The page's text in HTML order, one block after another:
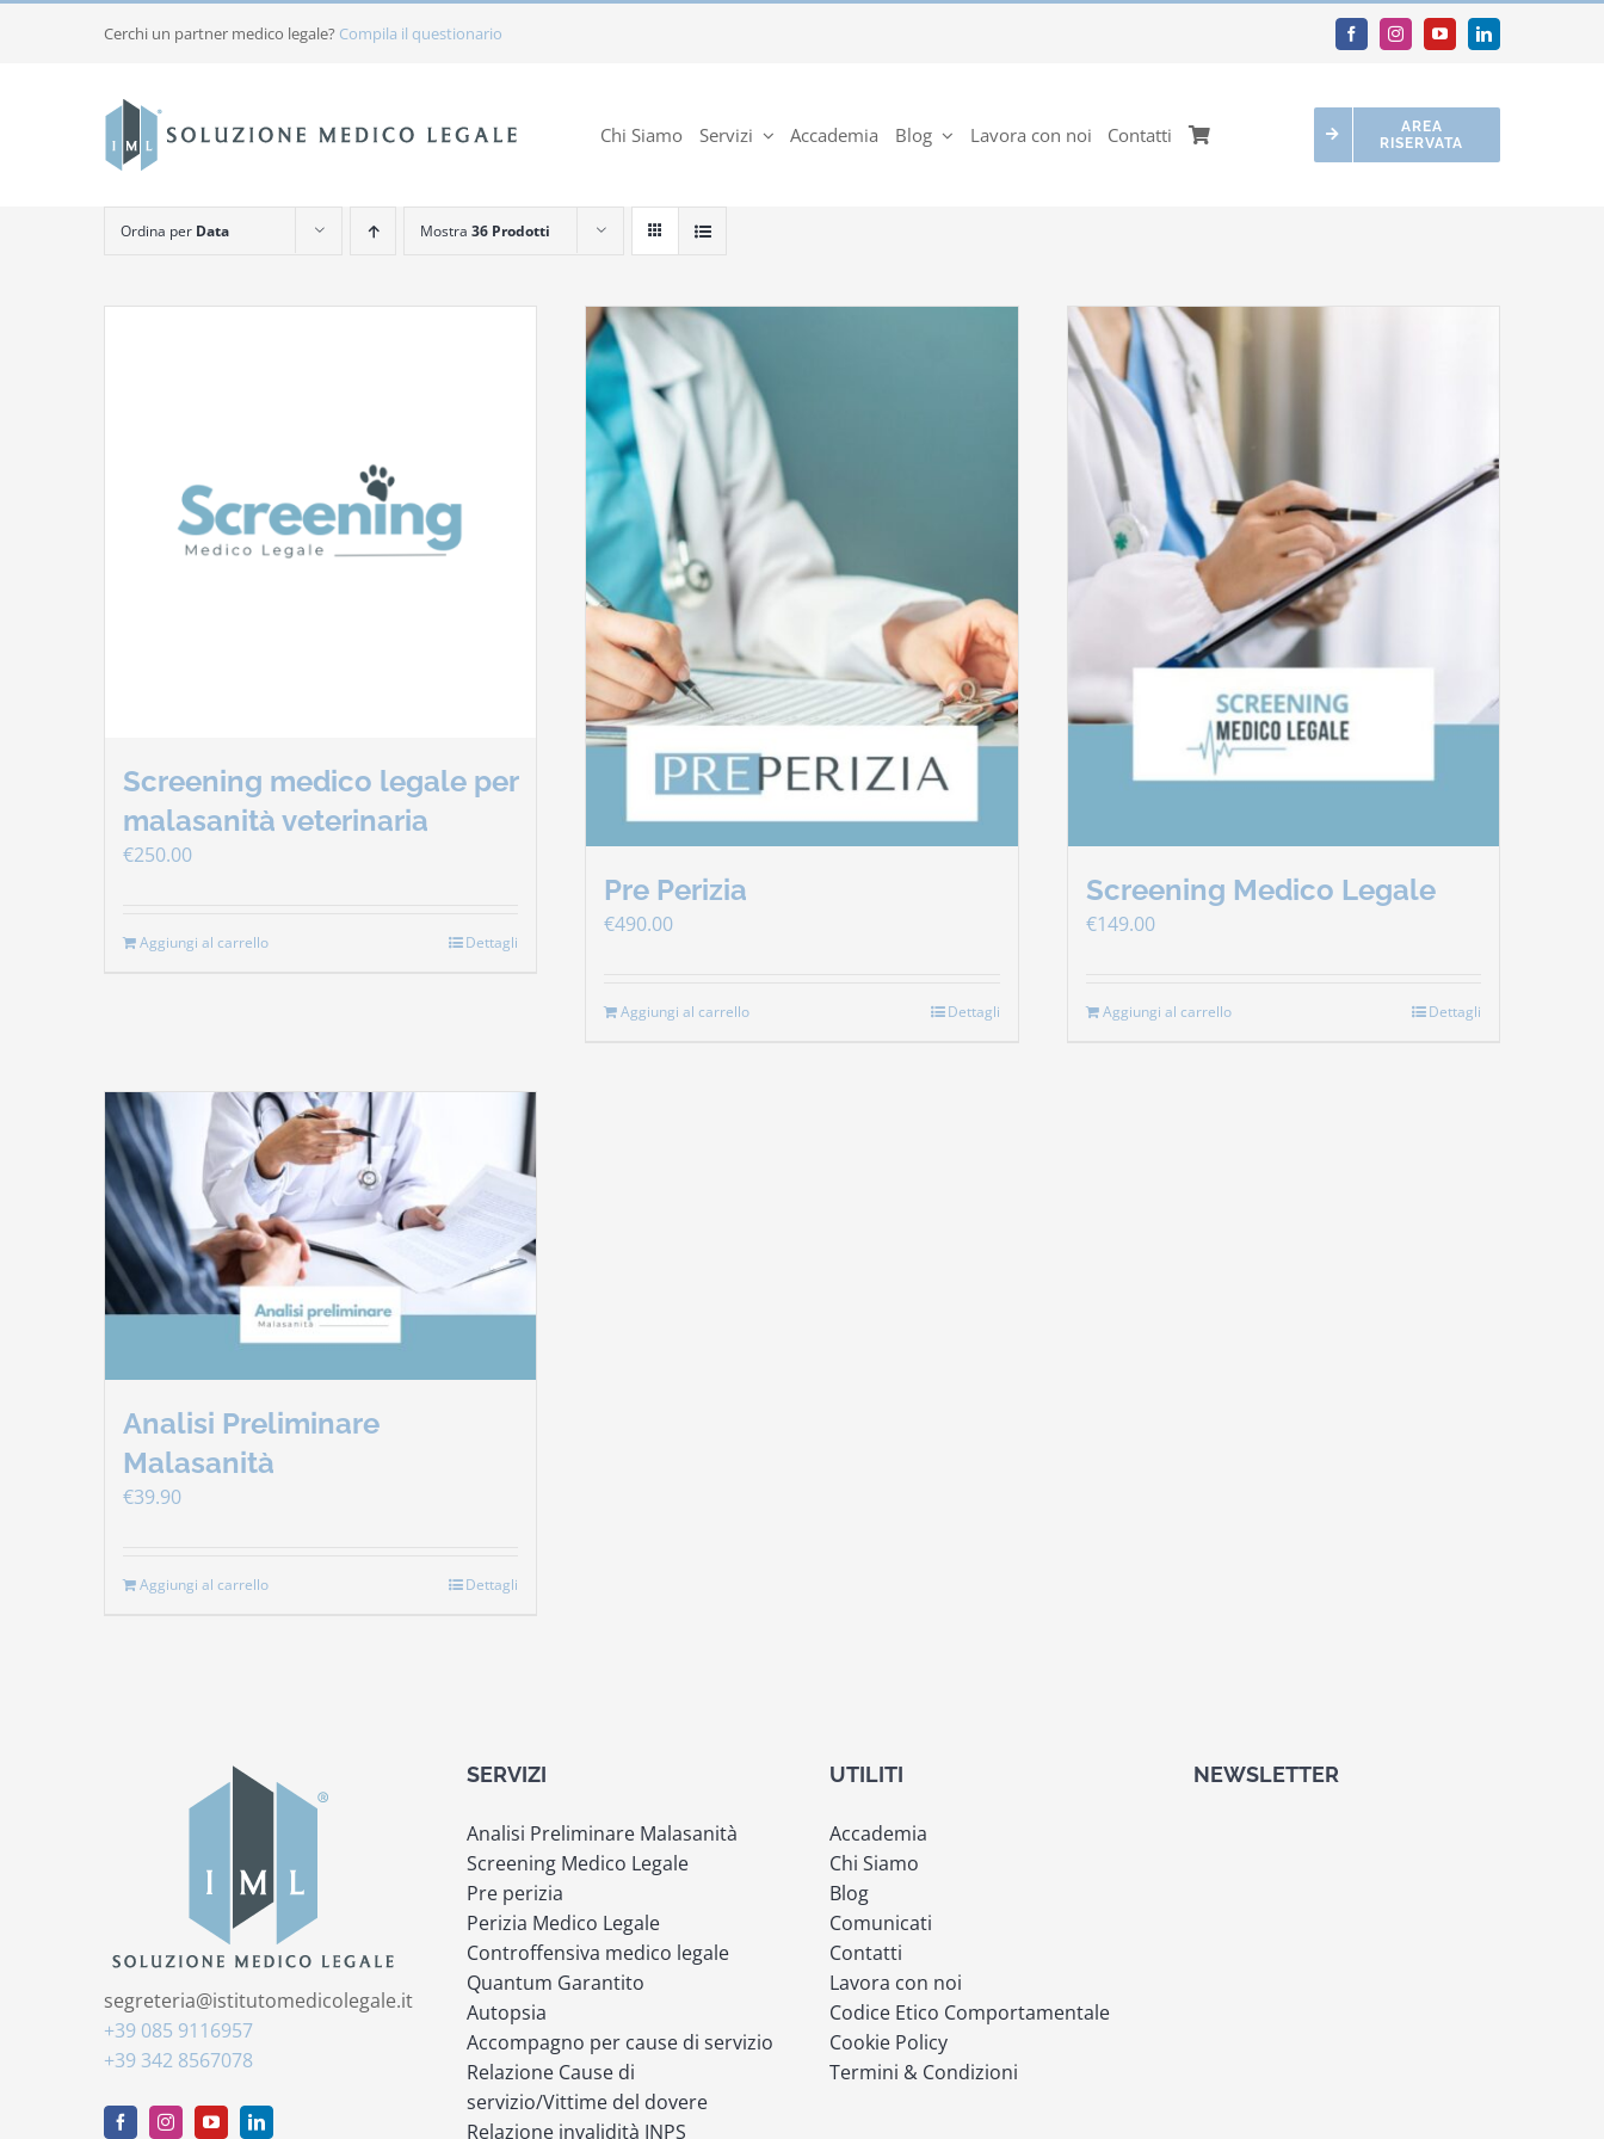
Cerchi un partner medico legale? Compila il questionario
Chi Siamo Servizi Accademia Blog Lavora con noi Contatti
AREA
RISERVATA
Ordina per Data Mostra 36 Prodotti
Screening medico legale per
malasanità veterinaria
€250.00
Aggiungi al carrello Dettagli
Pre Perizia
€490.00
Aggiungi al carrello Dettagli
Screening Medico Legale
€149.00
Aggiungi al carrello Dettagli
Analisi Preliminare
Malasanità
€39.90
Aggiungi al carrello Dettagli
segreteria@istitutomedicolegale.it
+39 085 9116957
+39 342 8567078
SERVIZI
Analisi Preliminare Malasanità
Screening Medico Legale
Pre perizia
Perizia Medico Legale
Controffensiva medico legale
Quantum Garantito
Autopsia
Accompagno per cause di servizio
Relazione Cause di
servizio/Vittime del dovere
Relazione invalidità INPS
UTILITI
Accademia
Chi Siamo
Blog
Comunicati
Contatti
Lavora con noi
Codice Etico Comportamentale
Cookie Policy
Termini & Condizioni
NEWSLETTER